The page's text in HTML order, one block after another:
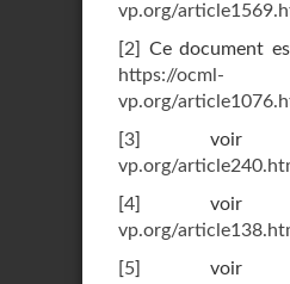
vp.org/
[2] Ce document
https://ocml-
vp.org/
[3]
vp.org/
[4]
vp.org/
[5]